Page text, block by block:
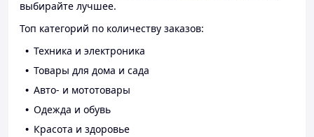
выбирайте лучшее.
Топ категорий по количеству заказов:
Техника и электроника
Товары для дома и сада
Авто- и мототовары
Одежда и обувь
Красота и здоровье